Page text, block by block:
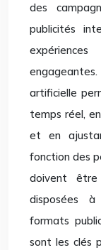
des
publicités
artificielle
temps réel,
et en
fonction des
doivent
disposées
formats
sont les clés